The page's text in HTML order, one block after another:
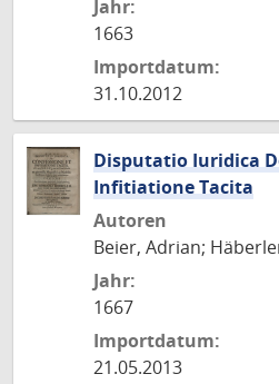
Jahr:
1663
Importdatum:
31.10.2012
Disputatio Iuridica
Infitiatione Tacita
Autoren
Beier, Adrian;
Jahr:
1667
Importdatum:
21.05.2013